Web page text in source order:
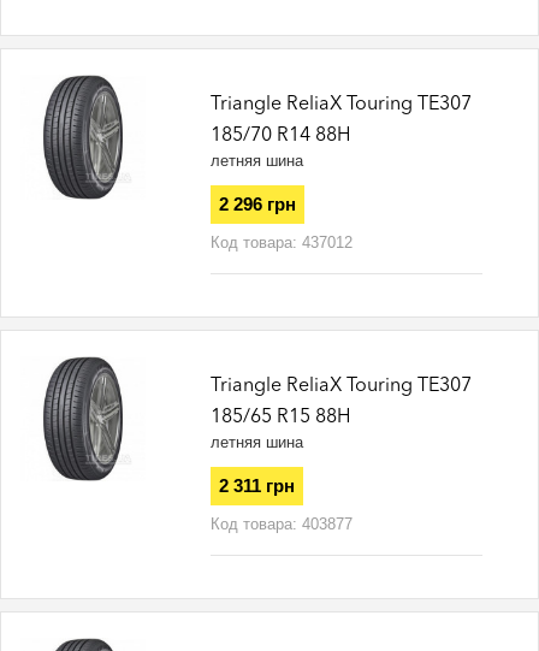
Triangle ReliaX Touring TE307
185/70 R14 88H
летняя шина
2 296 грн
Код товара:437012
Triangle ReliaX Touring TE307
185/65 R15 88H
летняя шина
2 311 грн
Код товара:403877